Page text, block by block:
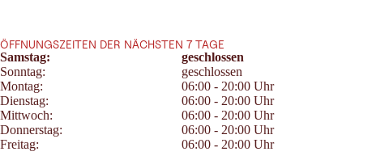
ÖFFNUNGSZEITEN DER NÄCHSTEN 7 TAGE
Samstag:
geschlossen
Sonntag:
geschlossen
Montag:
06:00 - 20:00 Uhr
Dienstag:
06:00 - 20:00 Uhr
Mittwoch:
06:00 - 20:00 Uhr
Donnerstag:
06:00 - 20:00 Uhr
Freitag:
06:00 - 20:00 Uhr